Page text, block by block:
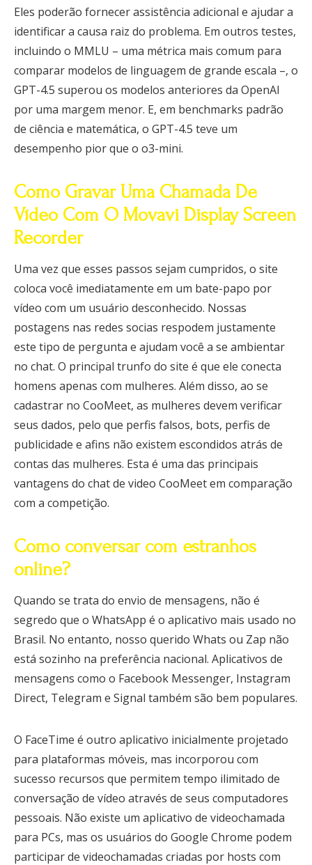
Eles poderão fornecer assistência adicional e ajudar a
identificar a causa raiz do problema. Em outros testes,
incluindo o MMLU – uma métrica mais comum para
comparar modelos de linguagem de grande escala –, o
GPT-4.5 superou os modelos anteriores da OpenAI
por uma margem menor. E, em benchmarks padrão
de ciência e matemática, o GPT-4.5 teve um
desempenho pior que o o3-mini.
Como Gravar Uma Chamada De
Vídeo Com O Movavi Display Screen
Recorder
Uma vez que esses passos sejam cumpridos, o site
coloca você imediatamente em um bate-papo por
vídeo com um usuário desconhecido. Nossas
postagens nas redes socias respodem justamente
este tipo de pergunta e ajudam você a se ambientar
no chat. O principal trunfo do site é que ele conecta
homens apenas com mulheres. Além disso, ao se
cadastrar no CooMeet, as mulheres devem verificar
seus dados, pelo que perfis falsos, bots, perfis de
publicidade e afins não existem escondidos atrás de
contas das mulheres. Esta é uma das principais
vantagens do chat de video CooMeet em comparação
com a competição.
Como conversar com estranhos
online?
Quando se trata do envio de mensagens, não é
segredo que o WhatsApp é o aplicativo mais usado no
Brasil. No entanto, nosso querido Whats ou Zap não
está sozinho na preferência nacional. Aplicativos de
mensagens como o Facebook Messenger, Instagram
Direct, Telegram e Signal também são bem populares.
O FaceTime é outro aplicativo inicialmente projetado
para plataformas móveis, mas incorporou com
sucesso recursos que permitem tempo ilimitado de
conversação de vídeo através de seus computadores
pessoais. Não existe um aplicativo de videochamada
para PCs, mas os usuários do Google Chrome podem
participar de videochamadas criadas por hosts com